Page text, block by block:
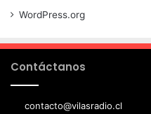
WordPress.org
Contáctanos
contacto@vilasradio.cl